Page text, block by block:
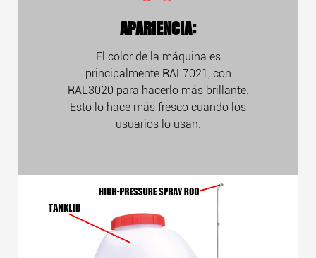
APARIENCIA:
El color de la máquina es
principalmente RAL7021, con
RAL3020 para hacerlo más brillante.
Esto lo hace más fresco cuando los
usuarios lo usan.